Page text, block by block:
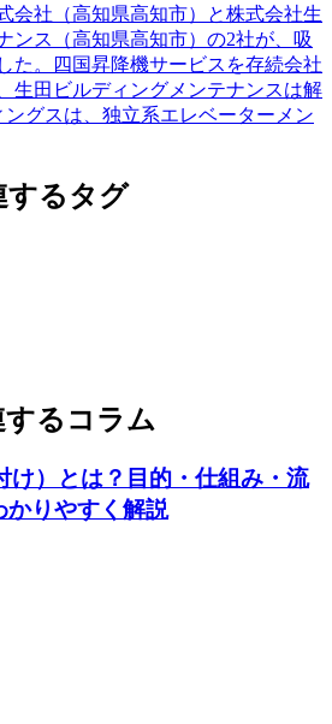
会社（高知県高知市）と株式会社生
ンス（高知県高知市）の2社が、吸
た。四国昇降機サービスを存続会社
生田ビルディングメンテナンスは解
ングスは、独立系エレベーターメン
するタグ
するコラム
け）とは？目的・仕組み・流
かりやすく解説